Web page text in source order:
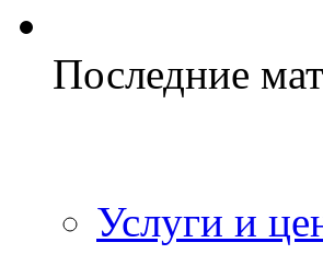
Последние
Услуги и